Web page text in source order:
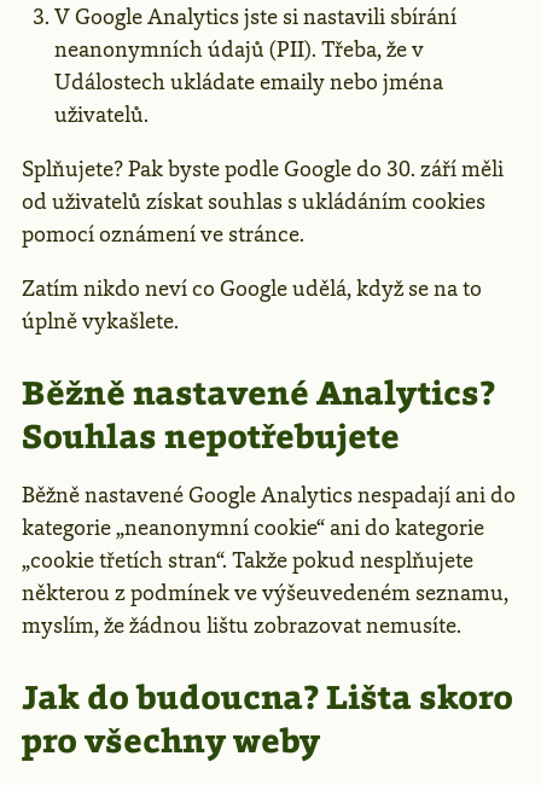
V Google Analytics jste si nastavili sbírání
neanonymních údajů (PII). Třeba, že v
Událostech ukládate emaily nebo jména
uživatelů.
Splňujete? Pak byste podle Google do 30. září měli
od uživatelů získat souhlas s ukládáním cookies
pomocí oznámení ve stránce.
Zatím nikdo neví co Google udělá, když se na to
úplně vykašlete.
Běžně nastavené Analytics?
Souhlas nepotřebujete
Běžně nastavené Google Analytics nespadají ani do
kategorie „neanonymní cookie“ ani do kategorie
„cookie třetích stran“. Takže pokud nesplňujete
některou z podmínek ve výšeuvedeném seznamu,
myslím, že žádnou lištu zobrazovat nemusíte.
Jak do budoucna? Lišta skoro
pro všechny weby